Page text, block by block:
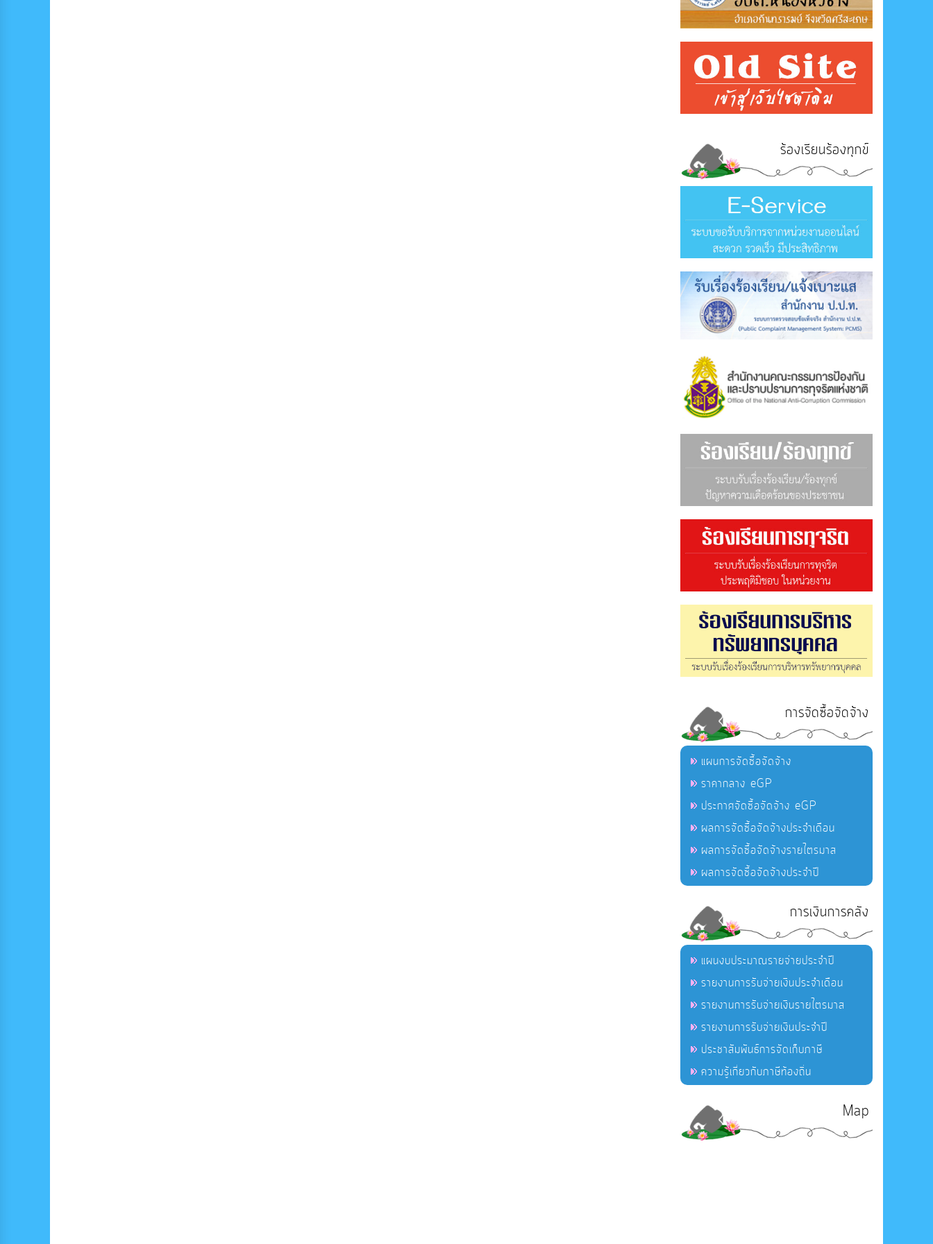
ร้องเรียนร้องทุกข์
การจัดซื้อจัดจ้าง
แผนการจัดซื้อจัดจ้าง
ราคากลาง eGP
ประกาศจัดซื้อจัดจ้าง eGP
ผลการจัดซื้อจัดจ้างประจำเดือน
ผลการจัดซื้อจัดจ้างรายไตรมาส
ผลการจัดซื้อจัดจ้างประจำปี
การเงินการคลัง
แผนงบประมาณรายจ่ายประจำปี
รายงานการรับจ่ายเงินประจำเดือน
รายงานการรับจ่ายเงินรายไตรมาส
รายงานการรับจ่ายเงินประจำปี
ประชาสัมพันธ์การจัดเก็บภาษี
ความรู้เกี่ยวกับภาษีท้องถิ่น
Map